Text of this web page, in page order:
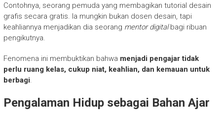
Contohnya, seorang pemuda yang membagikan tutorial desain
grafis secara gratis. Ia mungkin bukan dosen desain, tapi
keahliannya menjadikan dia seorang mentor digitalbagi ribuan
pengikutnya.
Fenomena ini membuktikan bahwa menjadi pengajar tidak
perlu ruang kelas, cukup niat, keahlian, dan kemauan untuk
berbagi.
Pengalaman Hidup sebagai Bahan Ajar